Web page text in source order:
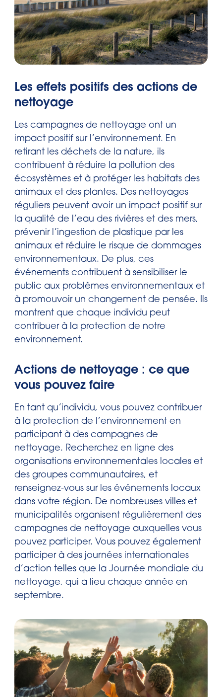
Les effets positifs des actions de
nettoyage
Les campagnes de nettoyage ont un
impact positif sur l’environnement. En
retirant les déchets de la nature, ils
contribuent à réduire la pollution des
écosystèmes et à protéger les habitats des
animaux et des plantes. Des nettoyages
réguliers peuvent avoir un impact positif sur
la qualité de l’eau des rivières et des mers,
prévenir l’ingestion de plastique par les
animaux et réduire le risque de dommages
environnementaux. De plus, ces
événements contribuent à sensibiliser le
public aux problèmes environnementaux et
à promouvoir un changement de pensée. Ils
montrent que chaque individu peut
contribuer à la protection de notre
environnement.
Actions de nettoyage : ce que
vous pouvez faire
En tant qu’individu, vous pouvez contribuer
à la protection de l’environnement en
participant à des campagnes de
nettoyage. Recherchez en ligne des
organisations environnementales locales et
des groupes communautaires, et
renseignez-vous sur les événements locaux
dans votre région. De nombreuses villes et
municipalités organisent régulièrement des
campagnes de nettoyage auxquelles vous
pouvez participer. Vous pouvez également
participer à des journées internationales
d’action telles que la Journée mondiale du
nettoyage, qui a lieu chaque année en
septembre.